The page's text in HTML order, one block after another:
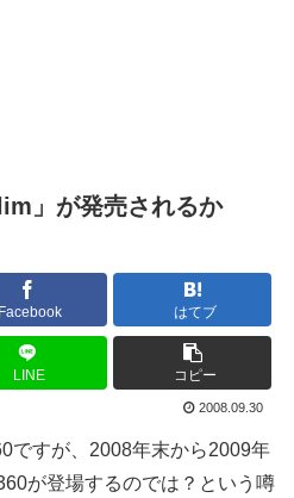
」が発売されるか
Facebook はてブ
LINE コピー
2008.09.30
ですが、2008年末から2009年
が登場するのでは？という噂